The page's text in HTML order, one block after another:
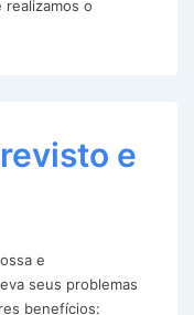
o
e
e
seus problemas
benefícios: